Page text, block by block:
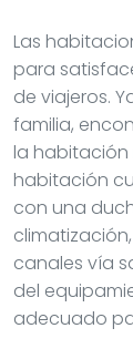
Las
para
de viajeros.
familia,
la habitación
habitación
con una
canales vía
del
adecuado